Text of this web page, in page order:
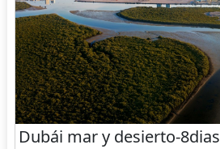
Dubái mar y desierto-8dias